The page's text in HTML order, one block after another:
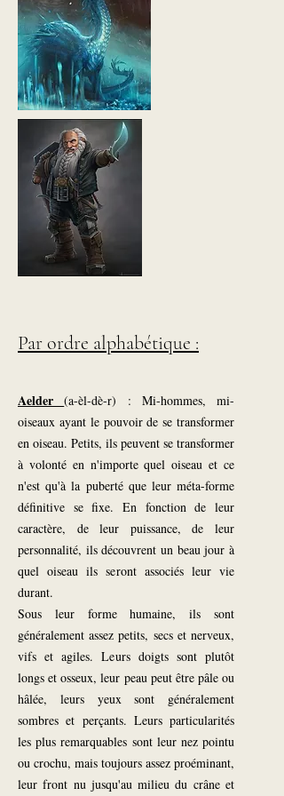
Par ordre alphabétique :
Aelder(a-èl-dè-r) : Mi-hommes, mi-
oiseaux ayant le pouvoir de se transformer
en oiseau. Petits, ils peuvent se transformer
à volonté en n'importe quel oiseau et ce
n'est qu'à la puberté que leur méta-forme
définitive se fixe. En fonction de leur
caractère, de leur puissance, de leur
personnalité, ils découvrent un beau jour à
quel oiseau ils seront associés leur vie
durant.
Sous leur forme humaine, ils sont
généralement assez petits, secs et nerveux,
vifs et agiles. Leurs doigts sont plutôt
longs et osseux, leur peau peut être pâle ou
hâlée, leurs yeux sont généralement
sombres et perçants. Leurs particularités
les plus remarquables sont leur nez pointu
ou crochu, mais toujours assez proéminant,
leur front nu jusqu'au milieu du crâne et